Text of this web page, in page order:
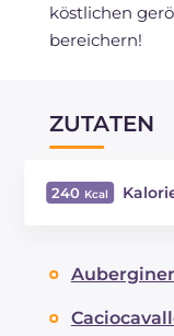
köstlichen
bereichern!
ZUTATEN
240
davon Zucker
REZEPTLESEN